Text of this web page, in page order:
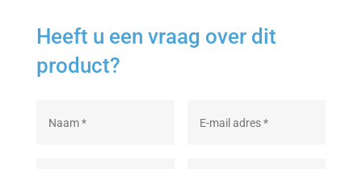
Heeft u een vraag over dit
product?